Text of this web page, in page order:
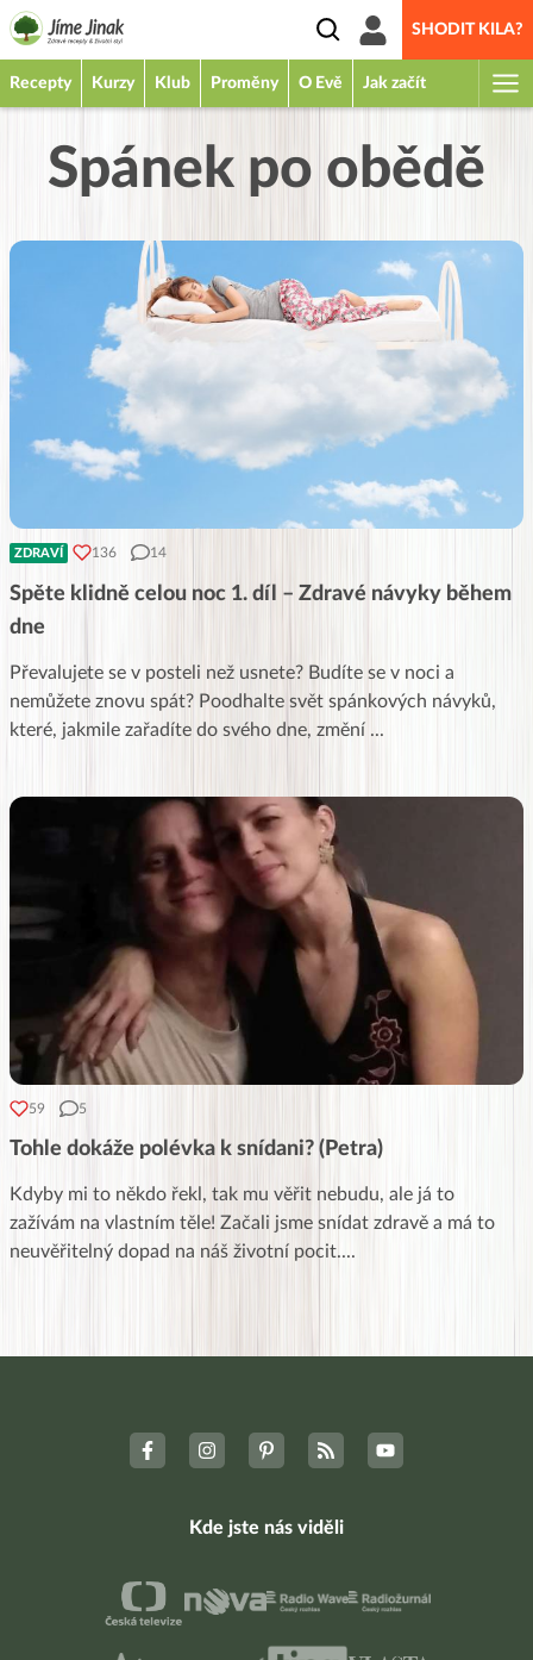
SHODIT KILA?
Recepty Kurzy Klub Proměny O Evě Jak začít
Spánek po obědě
ZDRAVÍ 136 14
Spěte klidně celou noc 1. díl – Zdravé návyky během
dne
Převalujete se v posteli než usnete? Budíte se v noci a
nemůžete znovu spát? Poodhalte svět spánkových návyků,
které, jakmile zařadíte do svého dne, změní ...
59 5
Tohle dokáže polévka k snídani? (Petra)
Kdyby mi to někdo řekl, tak mu věřit nebudu, ale já to
zažívám na vlastním těle! Začali jsme snídat zdravě a má to
neuvěřitelný dopad na náš životní pocit....
Kde jste nás viděli